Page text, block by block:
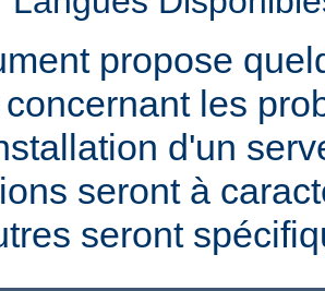
propose
les
d'un
seront à
seront